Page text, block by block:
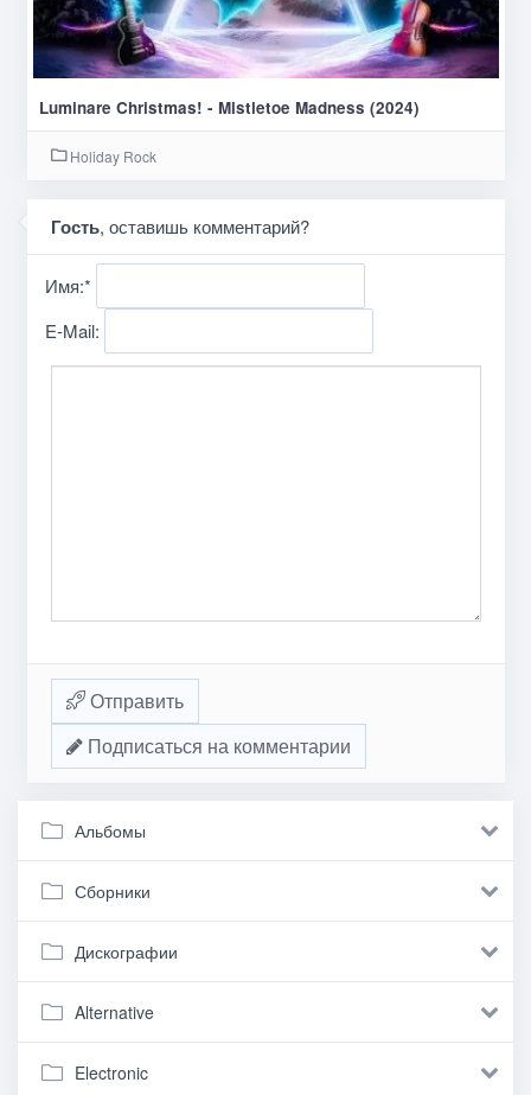
Luminare Christmas! - Mistletoe Madness (2024)
Holiday Rock
Гость, оставишь комментарий?
Имя:*
E-Mail:
Отправить
Подписаться на комментарии
Альбомы
Сборники
Дискографии
Alternative
Electronic